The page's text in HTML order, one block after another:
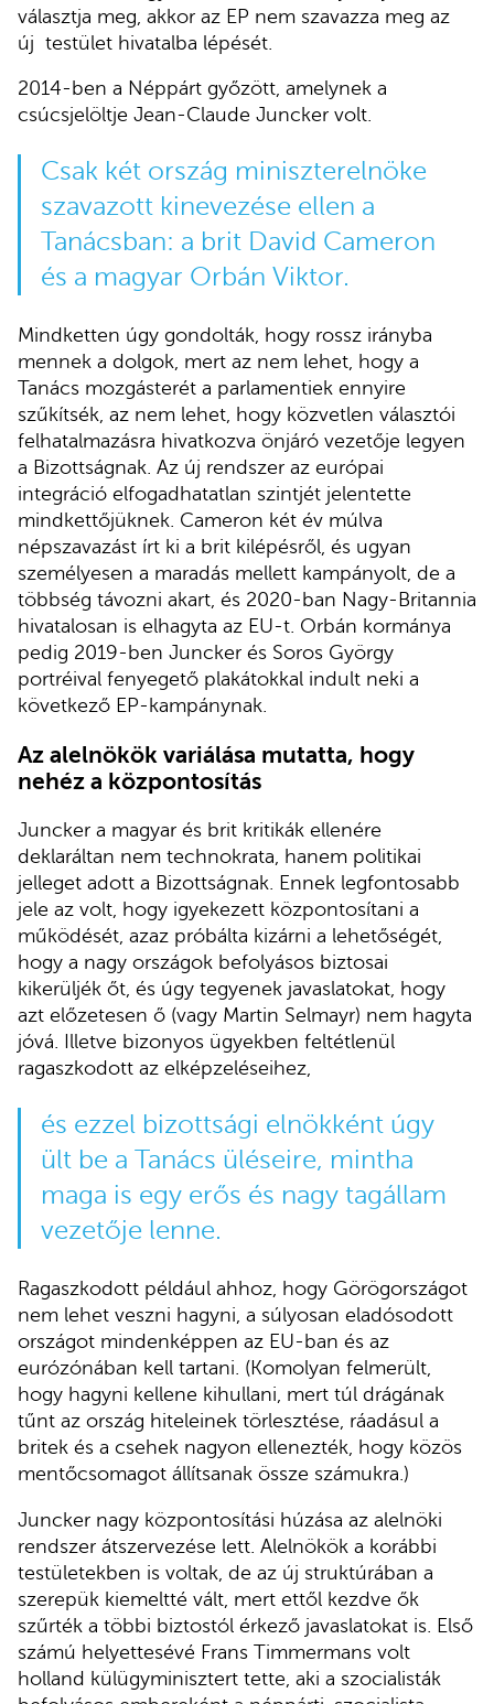
választja meg, akkor az EP nem szavazza meg az
új testület hivatalba lépését.
2014-ben a Néppárt győzött, amelynek a
csúcsjelöltje Jean-Claude Juncker volt.
Csak két ország miniszterelnöke
szavazott kinevezése ellen a
Tanácsban: a brit David Cameron
és a magyar Orbán Viktor.
Mindketten úgy gondolták, hogy rossz irányba
mennek a dolgok, mert az nem lehet, hogy a
Tanács mozgásterét a parlamentiek ennyire
szűkítsék, az nem lehet, hogy közvetlen választói
felhatalmazásra hivatkozva önjáró vezetője legyen
a Bizottságnak. Az új rendszer az európai
integráció elfogadhatatlan szintjét jelentette
mindkettőjüknek. Cameron két év múlva
népszavazást írt ki a brit kilépésről, és ugyan
személyesen a maradás mellett kampányolt, de a
többség távozni akart, és 2020-ban Nagy-Britannia
hivatalosan is elhagyta az EU-t. Orbán kormánya
pedig 2019-ben Juncker és Soros György
portréival fenyegető plakátokkal indult neki a
következő EP-kampánynak.
Az alelnökök variálása mutatta, hogy
nehéz a központosítás
Juncker a magyar és brit kritikák ellenére
deklaráltan nem technokrata, hanem politikai
jelleget adott a Bizottságnak. Ennek legfontosabb
jele az volt, hogy igyekezett központosítani a
működését, azaz próbálta kizárni a lehetőségét,
hogy a nagy országok befolyásos biztosai
kikerüljék őt, és úgy tegyenek javaslatokat, hogy
azt előzetesen ő (vagy Martin Selmayr) nem hagyta
jóvá. Illetve bizonyos ügyekben feltétlenül
ragaszkodott az elképzeléseihez,
és ezzel bizottsági elnökként úgy
ült be a Tanács üléseire, mintha
maga is egy erős és nagy tagállam
vezetője lenne.
Ragaszkodott például ahhoz, hogy Görögországot
nem lehet veszni hagyni, a súlyosan eladósodott
országot mindenképpen az EU-ban és az
eurózónában kell tartani. (Komolyan felmerült,
hogy hagyni kellene kihullani, mert túl drágának
tűnt az ország hiteleinek törlesztése, ráadásul a
britek és a csehek nagyon ellenezték, hogy közös
mentőcsomagot állítsanak össze számukra.)
Juncker nagy központosítási húzása az alelnöki
rendszer átszervezése lett. Alelnökök a korábbi
testületekben is voltak, de az új struktúrában a
szerepük kiemeltté vált, mert ettől kezdve ők
szűrték a többi biztostól érkező javaslatokat is. Első
számú helyettesévé Frans Timmermans volt
holland külügyminisztert tette, aki a szocialisták